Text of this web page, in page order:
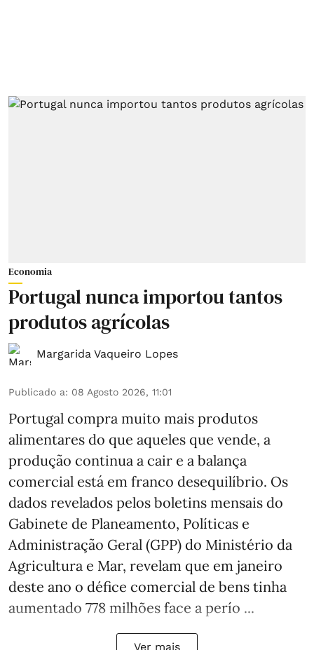
Economia
Portugal nunca importou tantos
produtos agrícolas
Margarida Vaqueiro Lopes
Publicado a: 08 Agosto 2026, 11:01
Portugal compra muito mais produtos
alimentares do que aqueles que vende, a
produção continua a cair e a balança
comercial está em franco desequilíbrio. Os
dados revelados pelos boletins mensais do
Gabinete de Planeamento, Políticas e
Administração Geral (GPP) do Ministério da
Agricultura e Mar, revelam que em janeiro
deste ano o défice comercial de bens tinha
aumentado 778 milhões face a perío ...
Ver mais